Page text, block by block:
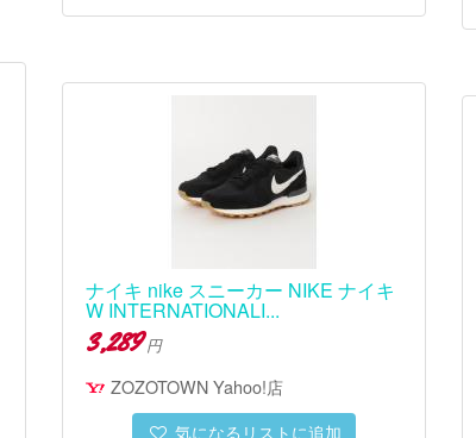
ナイキ nike スニーカー NIKE ナイキ
W INTERNATIONALI...
3,289 円
ZOZOTOWN Yahoo!店
気になるリストに追加